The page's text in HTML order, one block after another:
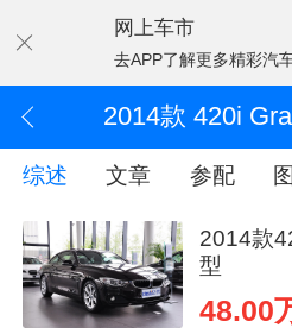
网上车市
去APP了解更多精彩汽
综述 文章 参配
2014款
型
48.00